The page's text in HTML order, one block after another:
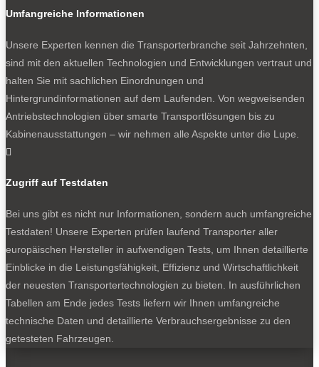
Umfangreiche Informationen
Unsere Experten kennen die Transporterbranche seit Jahrzehnten,
sind mit den aktuellen Technologien und Entwicklungen vertraut und
halten Sie mit sachlichen Einordnungen und
Hintergrundinformationen auf dem Laufenden. Von wegweisenden
Antriebstechnologien über smarte Transportlösungen bis zu
Kabinenausstattungen – wir nehmen alle Aspekte unter die Lupe.

Zugriff auf Testdaten
Bei uns gibt es nicht nur Informationen, sondern auch umfangreiche
Testdaten! Unsere Experten prüfen laufend Transporter aller
europäischen Hersteller in aufwendigen Tests, um Ihnen detaillierte
Einblicke in die Leistungsfähigkeit, Effizienz und Wirtschaftlichkeit
der neuesten Transportertechnologien zu bieten. In ausführlichen
Tabellen am Ende jedes Tests liefern wir Ihnen umfangreiche
technische Daten und detaillierte Verbrauchsergebnisse zu den
getesteten Fahrzeugen.